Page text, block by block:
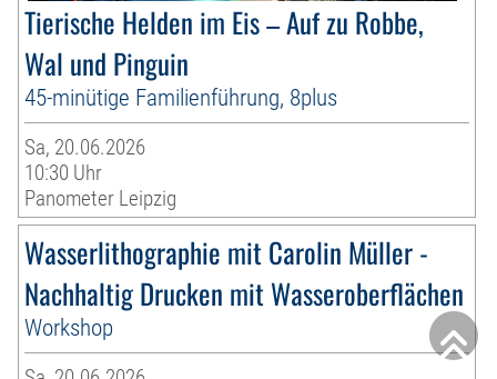
Tierische Helden im Eis – Auf zu Robbe,
Wal und Pinguin
45-minütige Familienführung, 8plus
Sa, 20.06.2026
10:30 Uhr
Panometer Leipzig
Wasserlithographie mit Carolin Müller -
Nachhaltig Drucken mit Wasseroberflächen
Workshop